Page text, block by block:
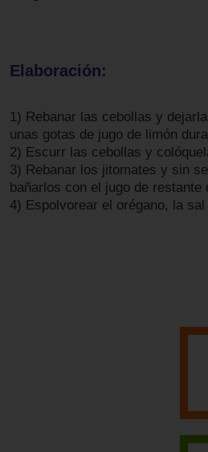
Elaboración:
1) Rebanar las cebollas y
unas gotas de jugo de limón
2) Escurr las cebollas y
3) Rebanar los jitomates y sin
bañarlos con el jugo de
4) Espolvorear el orégano, la